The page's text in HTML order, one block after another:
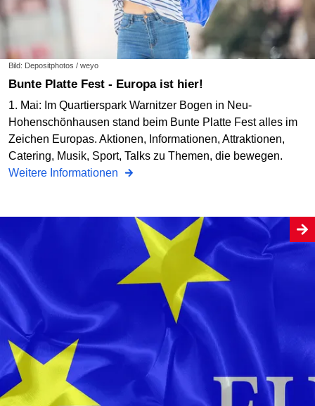
Bild: Depositphotos / weyo
Bunte Platte Fest - Europa ist hier!
1. Mai: Im Quartierspark Warnitzer Bogen in Neu-
Hohenschönhausen stand beim Bunte Platte Fest alles im
Zeichen Europas. Aktionen, Informationen, Attraktionen,
Catering, Musik, Sport, Talks zu Themen, die bewegen.
Weitere Informationen